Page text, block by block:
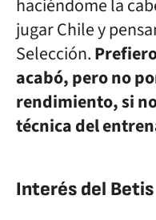
haciéndome la
jugar Chiley
Selección.
acabó, pero no
rendimiento, si
técnica del
Interés del Betis